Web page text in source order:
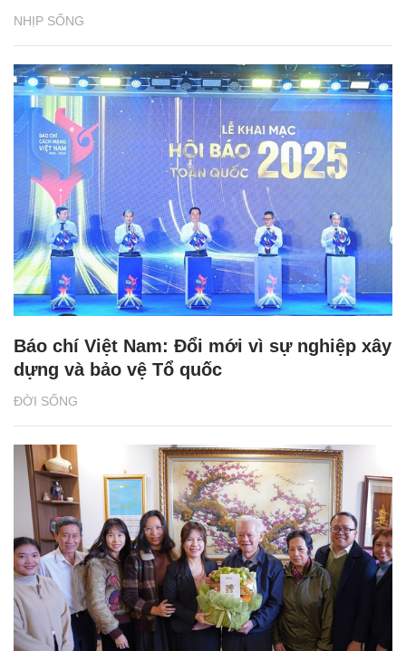
NHỊP SỐNG
ĐỜI SỐNG
Báo chí Việt Nam: Đổi mới vì sự nghiệp xây
dựng và bảo vệ Tổ quốc